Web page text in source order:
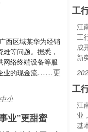
西区域某华为经销
等问题。据悉，
网络终端设备等服
业的现金流……更
小
业”更甜蜜
工
江
工
成
新
工
江
业
基